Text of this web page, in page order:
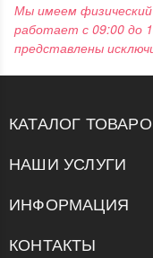
Мы имеем
работает с 09:00 до
представлены
КАТАЛОГ
НАШИ УСЛУГИ
ИНФОРМАЦИЯ
КОНТАКТЫ